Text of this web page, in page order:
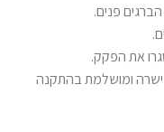
פנים.
את הפקק.
ישרה ומושלמת בהתקנה